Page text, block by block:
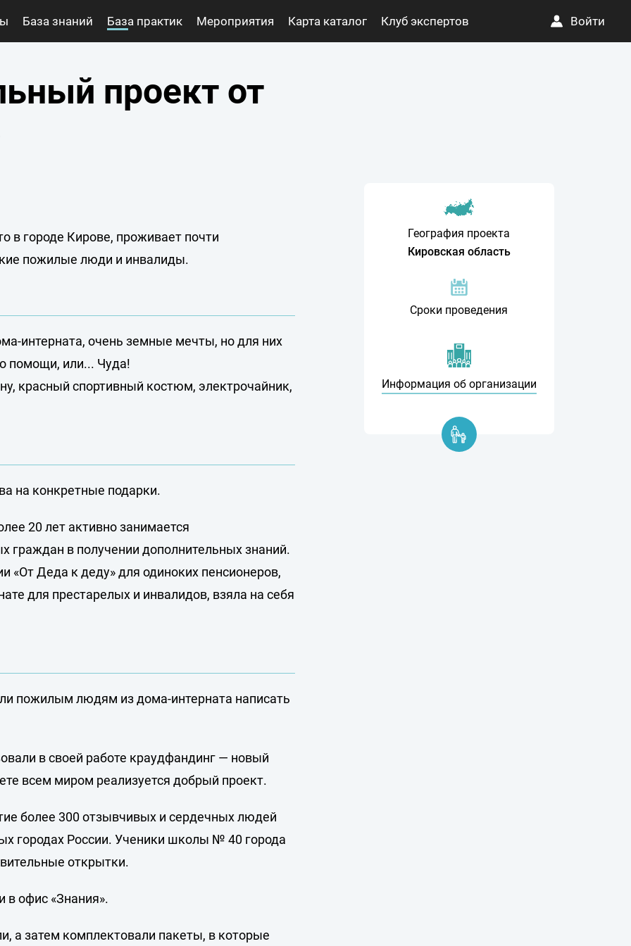
База знаний База практик Мероприятия Карта каталог Клуб экспертов Войти
проект от
в городе Кирове, проживает почти
пожилые люди и инвалиды.
интерната, очень земные мечты, но для них
помощи, или... Чуда!
красный спортивный костюм, электрочайник,
на конкретные подарки.
20 лет активно занимается
граждан в получении дополнительных знаний.
«От Деда к деду» для одиноких пенсионеров,
для престарелых и инвалидов, взяла на себя
пожилым людям из дома-интерната написать
в своей работе краудфандинг — новый
всем миром реализуется добрый проект.
более 300 отзывчивых и сердечных людей
городах России. Ученики школы № 40 города
открытки.
в офис «Знания».
а затем комплектовали пакеты, в которые
География проекта
Кировская область
Сроки проведения
Информация об организации